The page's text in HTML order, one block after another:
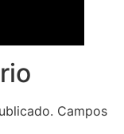
Campos